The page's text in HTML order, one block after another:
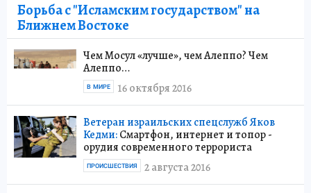
Борьба с "Исламским государством" на
Ближнем Востоке
Чем Мосул «лучше», чем Алеппо? Чем
Алеппо…
16 октября 2016
В МИРЕ
Ветеран израильских спецслужб Яков
Кедми:Смартфон, интернет и топор -
орудия современного террориста
2 августа 2016
ПРОИСШЕСТВИЯ